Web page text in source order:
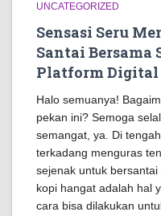
UNCATEGORIZED
Sensasi Seru
Santai Bersama
Platform Digital
Halo semuanya!
pekan ini? Semoga
semangat, ya. Di
terkadang menguras
sejenak untuk
kopi hangat adalah hal
cara bisa dilakukan